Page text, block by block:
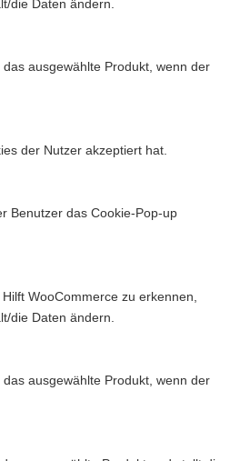
die Daten ändern.
das ausgewählte Produkt, wenn der
der Nutzer akzeptiert hat.
Benutzer das Cookie-Pop-up
Hilft WooCommerce zu erkennen,
die Daten ändern.
das ausgewählte Produkt, wenn der